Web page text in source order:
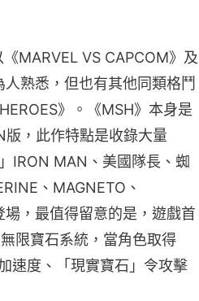
，最值得留意的是，遊戲首
速度、「現實寶石」令攻擊